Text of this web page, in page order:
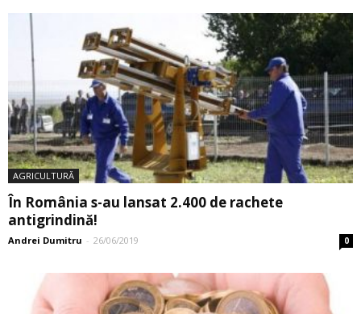
AGRICULTURĂ
În România s-au lansat 2.400 de rachete
antigrindină!
Andrei Dumitru - 26/06/2019 0